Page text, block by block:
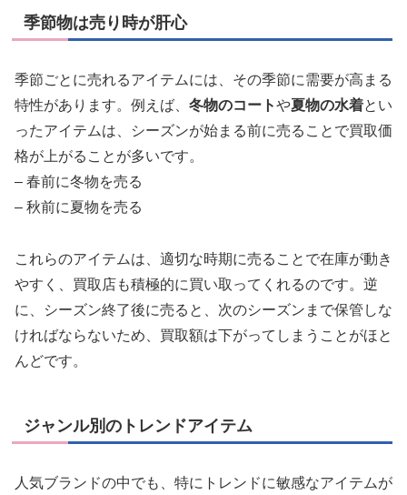
季節物は売り時が肝心
季節ごとに売れるアイテムには、その季節に需要が高まる
特性があります。例えば、 冬物のコートや夏物の水着とい
ったアイテムは、シーズンが始まる前に売ることで買取価
格が上がることが多いです。
– 春前に冬物を売る
– 秋前に夏物を売る
これらのアイテムは、適切な時期に売ることで在庫が動き
やすく、買取店も積極的に買い取ってくれるのです。逆
に、シーズン終了後に売ると、次のシーズンまで保管しな
ければならないため、買取額は下がってしまうことがほと
んどです。
ジャンル別のトレンドアイテム
人気ブランドの中でも、特にトレンドに敏感なアイテムが